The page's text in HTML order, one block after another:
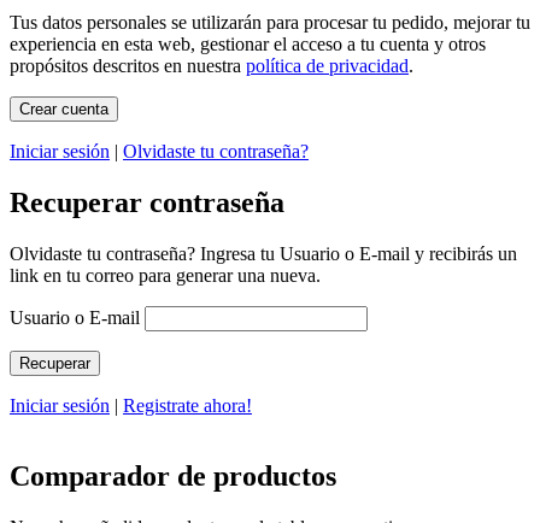
Tus datos personales se utilizarán para procesar tu pedido, mejorar tu
experiencia en esta web, gestionar el acceso a tu cuenta y otros
propósitos descritos en nuestra política de privacidad.
Iniciar sesión | Olvidaste tu contraseña?
Recuperar contraseña
Olvidaste tu contraseña? Ingresa tu Usuario o E-mail y recibirás un
link en tu correo para generar una nueva.
Usuario o E-mail
Iniciar sesión | Registrate ahora!